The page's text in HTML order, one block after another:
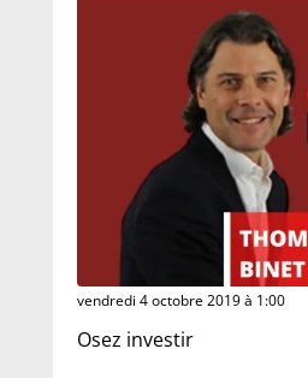
vendredi 4 octobre 2019 à 1:00
Osez investir